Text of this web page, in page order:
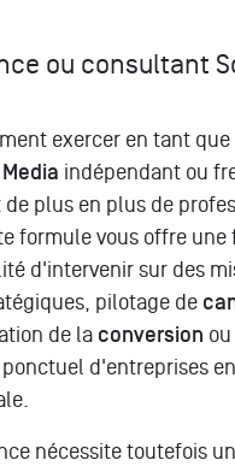
ou consultant
exercer en tant que
indépendant ou
plus en plus de
formule vous offre
d'intervenir sur des
pilotage de
de la conversion ou
d'entreprises
nécessite toutefois